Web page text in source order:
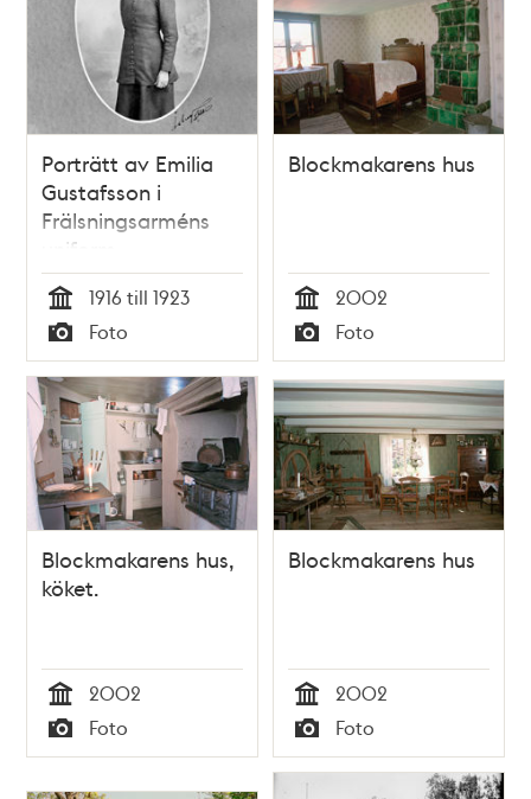
Porträtt av Emilia
Gustafsson i
Frälsningsarméns
uniform.
Tid
1916 till 1923
Typ
Foto
Blockmakarens hus
Tid
2002
Typ
Foto
Blockmakarens hus,
köket.
Tid
2002
Typ
Foto
Blockmakarens hus
Tid
2002
Typ
Foto